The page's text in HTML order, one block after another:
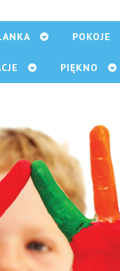
POKOJE
PIĘKNO